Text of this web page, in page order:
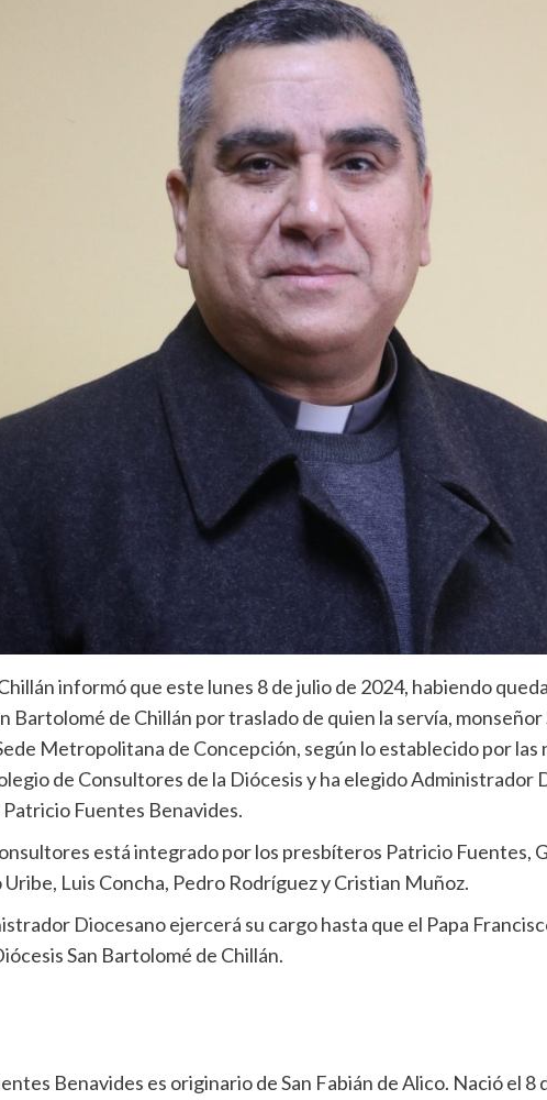
informó que este lunes 8 de julio de 2024, habiendo
Bartolomé de Chillán por traslado de quien la servía,
Metropolitana de Concepción, según lo establecido por las
de Consultores de la Diócesis y ha elegido Administrador
Fuentes Benavides.
está integrado por los presbíteros Patricio Fuentes,
Uribe, Luis Concha, Pedro Rodríguez y Cristian Muñoz.
Diocesano ejercerá su cargo hasta que el Papa
San Bartolomé de Chillán.
Benavides es originario de San Fabián de Alico. Nació el 8